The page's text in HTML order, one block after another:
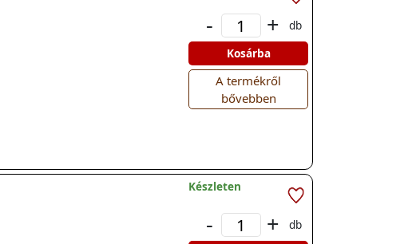
- +
db
Kosárba
A termékről
bővebben
Készleten
- +
db